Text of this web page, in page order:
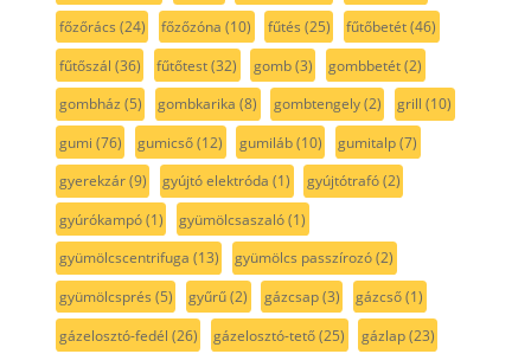
főzőrács (24) főzőzóna (10) fűtés (25) fűtőbetét(46)
fűtőszál (36) fűtőtest(32) gomb(3) gombbetét(2)
gombház (5) gombkarika (8) gombtengely(2) grill (10)
gumi (76) gumicső(12) gumiláb(10) gumitalp(7)
gyerekzár(9) gyújtó elektróda (1) gyújtótrafó(2)
gyúrókampó(1) gyümölcsaszaló(1)
gyümölcscentrifuga (13) gyümölcs passzírozó(2)
gyümölcsprés (5) gyűrű(2) gázcsap(3) gázcső(1)
gázelosztó-fedél (26) gázelosztó-tető(25) gázlap(23)